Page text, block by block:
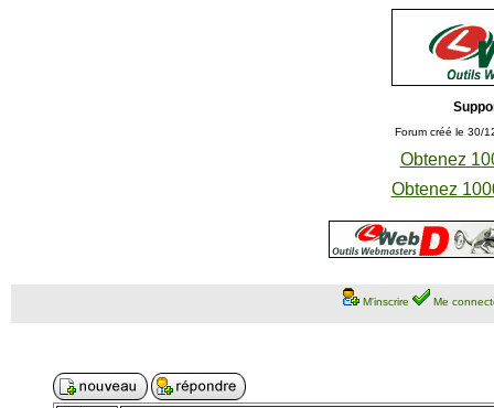
Forum créé le 30/
Obtenez
Obtenez
M'inscrire Me